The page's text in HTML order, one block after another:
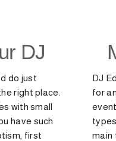
DJ
do just
right place.
with small
have such
first
DJ
for
main